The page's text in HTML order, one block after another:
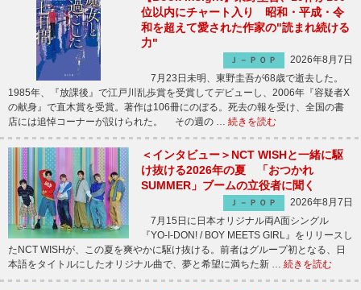
位以内にチャート入り 昭和・平成・令
和を超えて愛された作家の"読まれ続ける
力"
Ｊ－ＰＯＰ
2026年8月7日
7月23日未明、東野圭吾が68歳で逝去した。
1985年、『放課後』で江戸川乱歩賞を受賞してデビューし、2006年『容疑者X
の献身』で直木賞を受賞。著作は106冊にのぼる。死去の報を受け、全国の書
店には追悼コーナーが設けられた。 その週の … 続きを読む
＜インタビュー＞NCT WISHと一緒に駆
け抜ける2026年の夏 「おつかれ
SUMMER」ブームの立役者に聞く
Ｊ－ＰＯＰ
2026年8月7日
7月15日に日本オリジナル両A面シングル
『YO-I-DON! / BOY MEETS GIRL』をリリースし
たNCT WISHが、この夏を爽やかに駆け抜ける。前者はグループ初となる、日
本語をタイトルにしたオリジナル曲で、夢と希望に満ちた新 … 続きを読む